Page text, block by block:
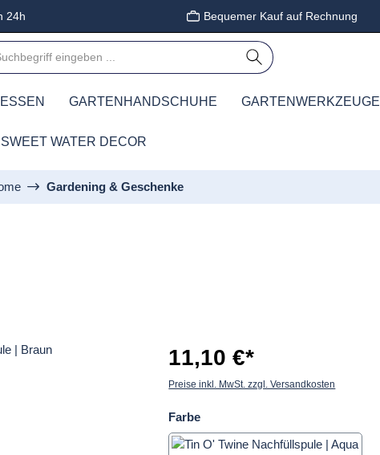
24h Bequemer Kauf auf Rechnung
GARTENHANDSCHUHE GARTENWERKZEUGE
SWEET WATER DECOR
Gardening & Geschenke
11,10 €*
Preise inkl. MwSt. zzgl. Versandkosten
Farbeauswählen